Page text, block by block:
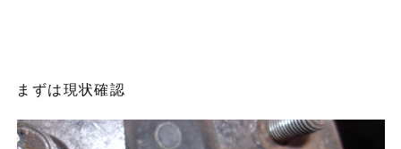
まずは現状確認